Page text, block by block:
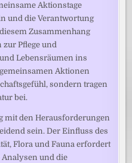
Aktionstage
und die Verantwortung
Zusammenhang
Pflege und
Lebensräumen ins
Aktionen
sondern tragen
bei.
mit den Herausforderungen
sein. Der Einfluss des
Flora und Fauna erfordert
und die